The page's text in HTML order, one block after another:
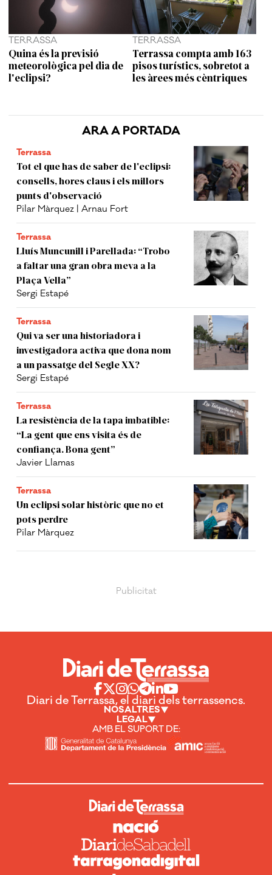
ARA A PORTADA
Terrassa
Tot el que has de saber de l'eclipsi:
consells, hores claus i els millors
punts d'observació
Pilar Màrquez | Arnau Fort
Terrassa
Lluís Muncunill i Parellada: “Trobo
a faltar una gran obra meva a la
Plaça Vella”
Sergi Estapé
Terrassa
Qui va ser una historiadora i
investigadora activa que dona nom
a un passatge del Segle XX?
Sergi Estapé
Terrassa
La resistència de la tapa imbatible:
“La gent que ens visita és de
confiança. Bona gent”
Javier Llamas
Terrassa
Un eclipsi solar històric que no et
pots perdre
Pilar Màrquez
TERRASSA
Quina és la previsió
meteorològica pel dia de
l'eclipsi?
TERRASSA
Terrassa compta amb 163
pisos turístics, sobretot a
les àrees més cèntriques
Diari de Terrassa, el diari dels terrassencs.
NOSALTRES
LEGAL
AMB EL SUPORT DE: